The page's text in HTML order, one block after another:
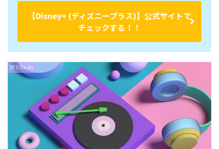
【Disney+ (ディズニープラス)】公式サイトで
チェックする！！
BTS On Air